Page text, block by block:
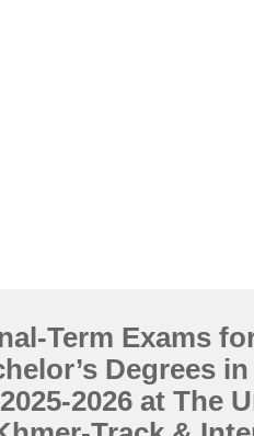
Term Exams
Degrees in
2026 at The